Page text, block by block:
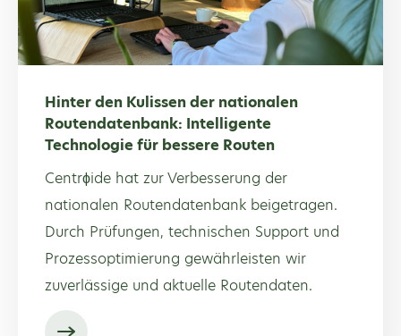
Hinter den Kulissen der nationalen
Routendatenbank: Intelligente
Technologie für bessere Routen
Centrϕide hat zur Verbesserung der
nationalen Routendatenbank beigetragen.
Durch Prüfungen, technischen Support und
Prozessoptimierung gewährleisten wir
zuverlässige und aktuelle Routendaten.